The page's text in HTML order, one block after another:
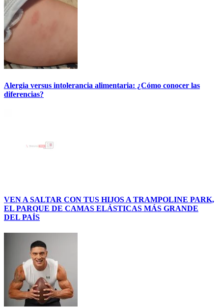
Alergia versus intolerancia alimentaria: ¿Cómo conocer las
diferencias?
VEN A SALTAR CON TUS HIJOS A TRAMPOLINE PARK,
EL PARQUE DE CAMAS ELÁSTICAS MÁS GRANDE
DEL PAÍS